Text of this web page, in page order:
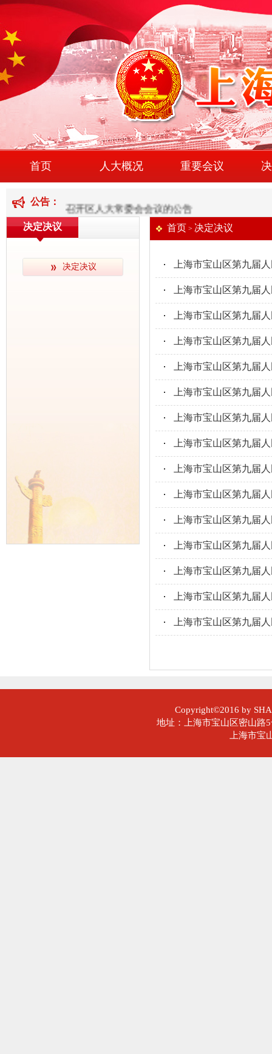
首页 人大概况 重要会议
公告：
召开区人大常委会会议的公告
召开区人大常委会会议的公告
决定决议
决定决议
首页 > 决定决议
上海市宝山区第九届
上海市宝山区第九届
上海市宝山区第九届
上海市宝山区第九届
上海市宝山区第九届
上海市宝山区第九届
上海市宝山区第九届
上海市宝山区第九届
上海市宝山区第九届
上海市宝山区第九届
上海市宝山区第九届
上海市宝山区第九届
上海市宝山区第九届
上海市宝山区第九届
上海市宝山区第九届
Copyright©2016 by
地址：上海市宝山区密山
上海市宝